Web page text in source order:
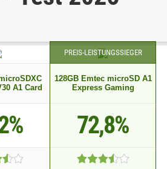
PREIS-LEISTUNGSSIEGER
A1 Card
128GB Emtec microSD A1
Express Gaming
72,8%